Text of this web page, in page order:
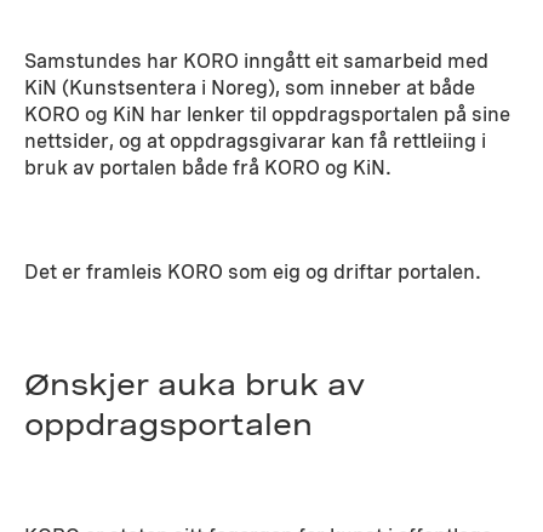
Samstundes har KORO inngått eit samarbeid med
KiN (Kunstsentera i Noreg), som inneber at både
KORO og KiN har lenker til oppdragsportalen på sine
nettsider, og at oppdragsgivarar kan få rettleiing i
bruk av portalen både frå KORO og KiN.
Det er framleis KORO som eig og driftar portalen.
Ønskjer auka bruk av
oppdragsportalen